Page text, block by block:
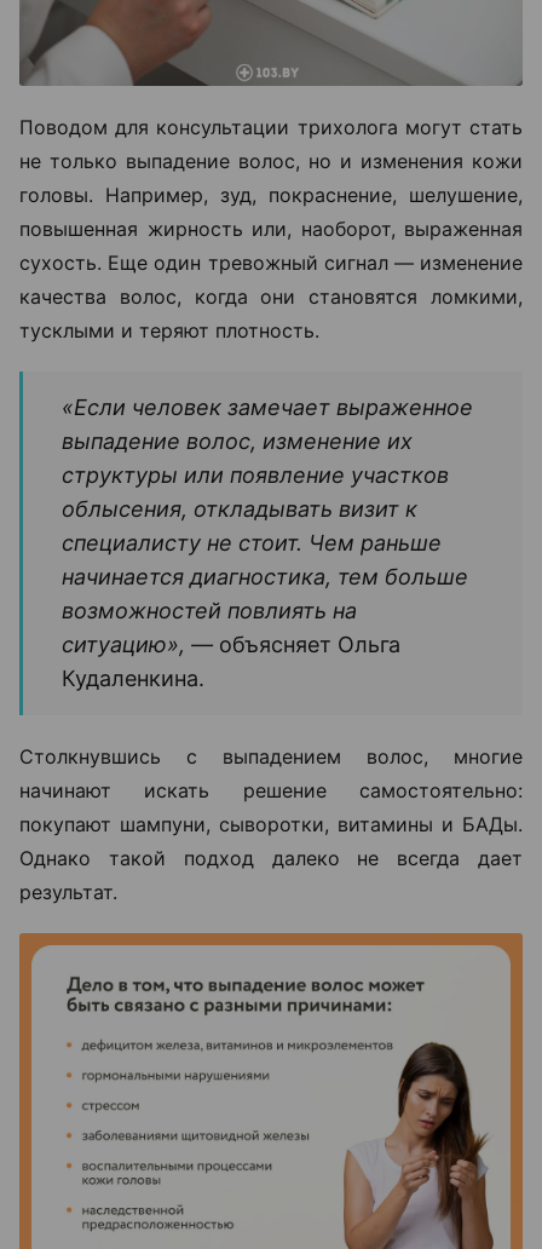
Поводом для консультации трихолога могут стать
не только выпадение волос, но и изменения кожи
головы. Например, зуд, покраснение, шелушение,
повышенная жирность или, наоборот, выраженная
сухость. Еще один тревожный сигнал — изменение
качества волос, когда они становятся ломкими,
тусклыми и теряют плотность.
«Если человек замечает выраженное
выпадение волос, изменение их
структуры или появление участков
облысения, откладывать визит к
специалисту не стоит. Чем раньше
начинается диагностика, тем больше
возможностей повлиять на
ситуацию», — объясняет Ольга
Кудаленкина.
Столкнувшись с выпадением волос, многие
начинают искать решение самостоятельно:
покупают шампуни, сыворотки, витамины и БАДы.
Однако такой подход далеко не всегда дает
результат.